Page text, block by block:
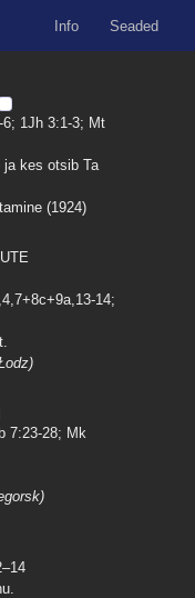
Info Seaded
6; 1Jh 3:1-3; Mt
ja kes otsib Ta
(1924)
14;
7:23-28; Mk